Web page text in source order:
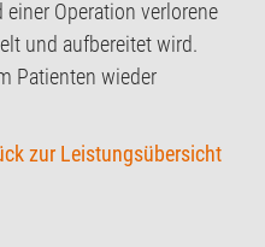
Operation verlorene
und aufbereitet wird.
Patienten wieder
zur Leistungsübersicht